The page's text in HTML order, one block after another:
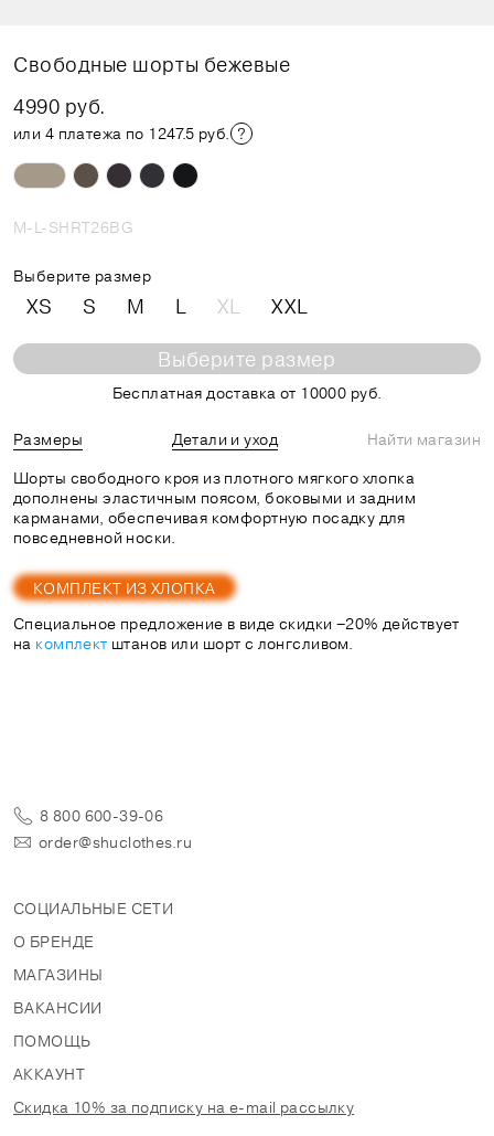
Свободные шорты бежевые
4990 руб.
или 4 платежа по 1247.5 руб.
M-L-SHRT26BG
Выберите размер
XS S M L XL XXL
Выберите размер
Бесплатная доставка от 10000 руб.
Размеры Детали и уход
Найти магазин
Шорты свободного кроя из плотного мягкого хлопка
дополнены эластичным поясом, боковыми и задним
карманами, обеспечивая комфортную посадку для
повседневной носки.
КОМПЛЕКТ ИЗ ХЛОПКА
Специальное предложение в виде скидки −20% действует
на комплект штанов или шорт с лонгсливом.
8 800 600-39-06
order@shuclothes.ru
СОЦИАЛЬНЫЕ СЕТИ
О БРЕНДЕ
МАГАЗИНЫ
ВАКАНСИИ
ПОМОЩЬ
АККАУНТ
Скидка 10% за подписку на e-mail рассылку